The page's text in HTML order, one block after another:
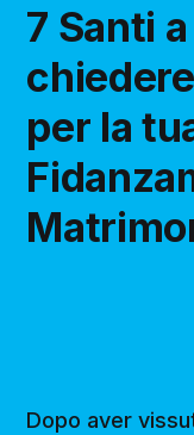
7 Santi
per la
Dopo aver